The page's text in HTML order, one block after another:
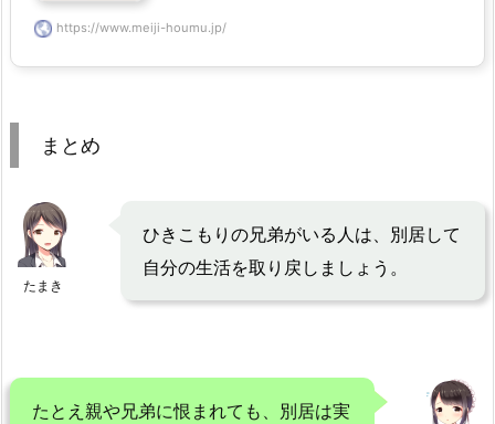
https://www.meiji-houmu.jp/
まとめ
たまき
ひきこもりの兄弟がいる人は、別居して
自分の生活を取り戻しましょう。
たとえ親や兄弟に恨まれても、別居は実